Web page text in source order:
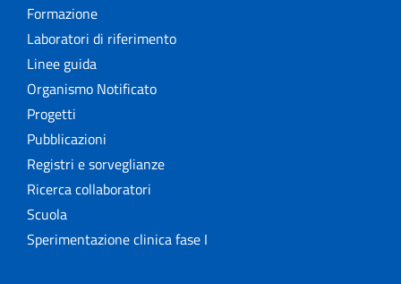
Formazione
Laboratori di riferimento
Linee guida
Organismo Notificato
Progetti
Pubblicazioni
Registri e sorveglianze
Ricerca collaboratori
Scuola
Sperimentazione clinica fase I